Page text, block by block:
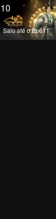
10
Saiu até o Ep611